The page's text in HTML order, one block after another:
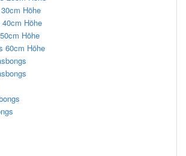
Höhe
Höhe
Höhe
60cm Höhe